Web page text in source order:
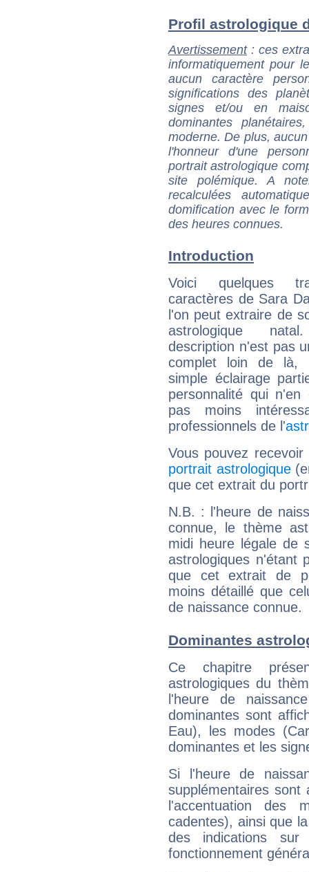
Profil astrologique
Avertissement: ces
informatiquement pour
aucun caractère
significations des
signes et/ou en
dominantes
moderne. De plus,
l'honneur d'une
portrait astrologique
site polémique. A
recalculées
domification avec le
des heures connues.
Introduction
Voici quelques
caractères de Sara
l'on peut extraire de
astrologique
description n'est pas
complet loin de là,
simple éclairage
personnalité qui n'en
pas moins
professionnels de l'
Vous pouvez
portrait astrologique
que cet extrait du
N.B. : l'heure de
connue, le thème
midi heure légale de
astrologiques n'étant
que cet extrait de
moins détaillé que
de naissance connue.
Dominantes
Ce chapitre
astrologiques du
l'heure de
dominantes sont
Eau), les modes
dominantes et les
Si l'heure de
supplémentaires sont
l'accentuation des
cadentes), ainsi que
des indications sur
fonctionnement